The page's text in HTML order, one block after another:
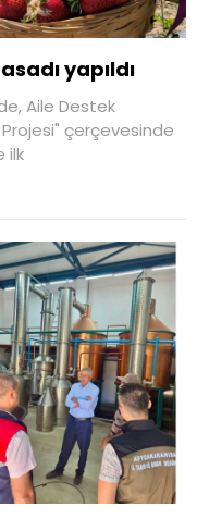
yapıldı
Aile Destek
çerçevesinde
ilk